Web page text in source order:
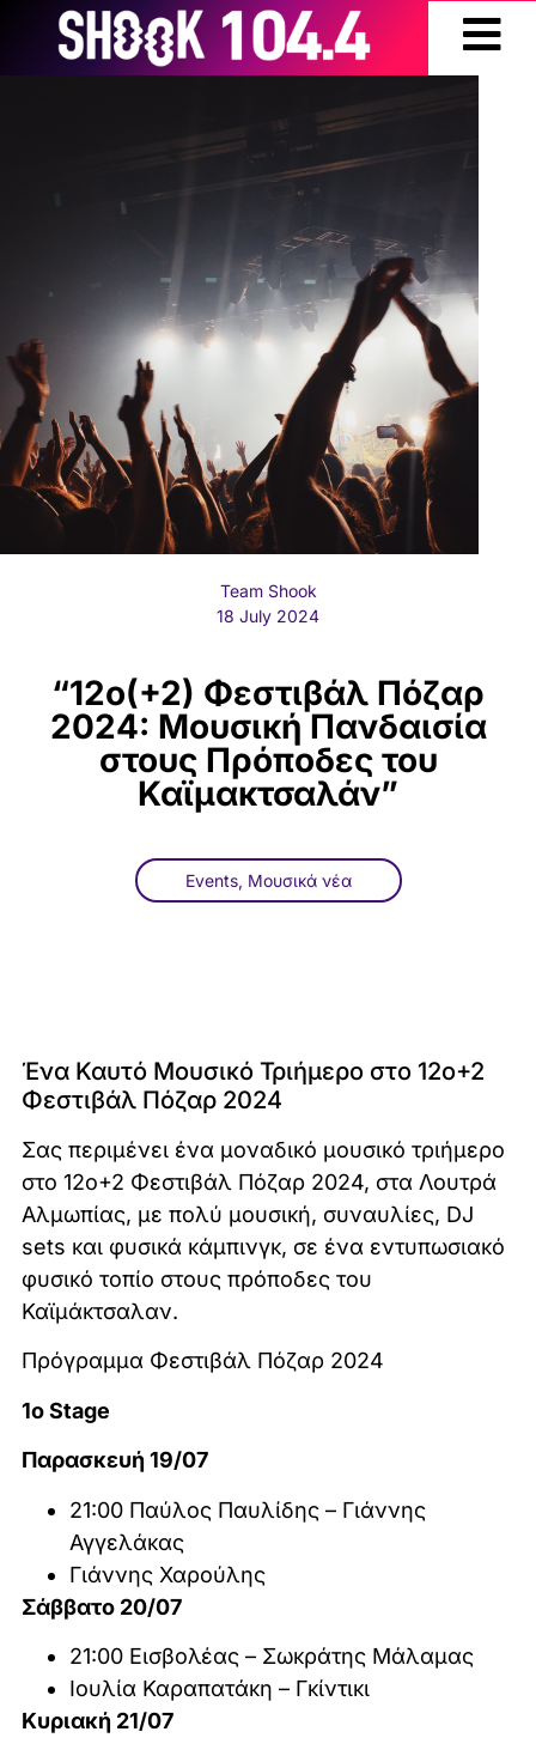
Team Shook
18 July 2024
“12ο(+2) Φεστιβάλ Πόζαρ
2024: Μουσική Πανδαισία
στους Πρόποδες του
Καϊμακτσαλάν”
Events, Μουσικά νέα
Ένα Καυτό Μουσικό Τριήμερο στο 12ο+2
Φεστιβάλ Πόζαρ 2024
Σας περιμένει ένα μοναδικό μουσικό τριήμερο
στο 12ο+2 Φεστιβάλ Πόζαρ 2024, στα Λουτρά
Αλμωπίας, με πολύ μουσική, συναυλίες, DJ
sets και φυσικά κάμπινγκ, σε ένα εντυπωσιακό
φυσικό τοπίο στους πρόποδες του
Καϊμάκτσαλαν.
Πρόγραμμα Φεστιβάλ Πόζαρ 2024
1ο Stage
Παρασκευή 19/07
21:00 Παύλος Παυλίδης – Γιάννης
Αγγελάκας
Γιάννης Χαρούλης
Σάββατο 20/07
21:00 Εισβολέας – Σωκράτης Μάλαμας
Ιουλία Καραπατάκη – Γκίντικι
Κυριακή 21/07